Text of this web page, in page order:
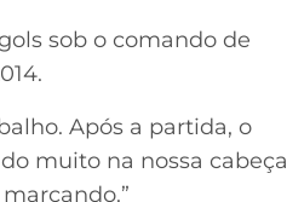
sob o comando de
Após a partida, o
muito na nossa cabeça